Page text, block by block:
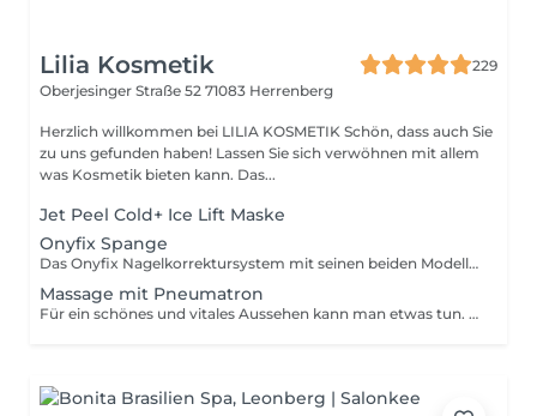
Lilia Kosmetik
229
Oberjesinger Straße 52 71083 Herrenberg
Herzlich willkommen bei LILIA KOSMETIK Schön, dass auch Sie
zu uns gefunden haben! Lassen Sie sich verwöhnen mit allem
was Kosmetik bieten kann. Das...
Jet Peel Cold+ Ice Lift Maske
Onyfix Spange
Das Onyfix Nagelkorrektursystem mit seinen beiden Modellierspangen Onyfix Soft und Hard ist ein vielseitiges und innovatives Produkt zur völlig schmerzfreien Behandlung fast aller Formen von eingerollten und eingewachsenen Fußnägeln. Ihr Fußprofi fixiert dazu das individuell angepasste System auf dem betroffenen Nagel, der dann mit seinem eigenen Wachstum in seine natürliche Form geführt wird. Dabei sind sowohl das Anbringen selbst als auch das Tragen schmerzfrei!
Massage mit Pneumatron
Für ein schönes und vitales Aussehen kann man etwas tun. Neben schmerzhaften, invasiven und kostenintensiven Methoden gibt es eine sanfte Möglichkeit, die Haut straffer und schöner aussehen zu lassen. Die pneumatische Pulsationsmassage vereint die klassischen Methoden des Schröpfens, der Lymphdrainage und der Massage bzw. der Reflexzonenmassage in einem. Mit sanftem Unterdruck und atmosphärischem Druck wird das Gewebe angesaugt und sofort wieder entspannt ca. 200mal pro Minute. Diese optimale Frequenz der Pneumatischen Pulsationsmassage regt die Bewegung sämtlicher Gewebeflüssigkeiten an und bringt das Gewebe in Schwingung. Die Unterdruckwellen beeinflussen auch das tiefere Gewebe. Durch die Pulsation verstärkt sich die Fließgeschwindigkeit des Blutes und der Lymphe. Die im Gewebe angesammelten Stoffwechselschlacken und Umweltschadstoffe werden gelöst und mit Hilfe des Lymphflusses und der Durchblutung den Entgiftungs und Ausscheidungsorganen zugeführt. Es kommt zu einer spürbaren Entlastung des gesamten Organismus. Körpereigene Vitalstoffe wie Hormone, Vitamine und Mineralien haben freie Bahn" zu den Zellverbänden und stehen verstärkt für einen optimalen Stoffwechsel und eine damit verbundene Gesundung zur Verfügung. Anwendung: Gesicht und Körper Schwangerschaftsstreifen Cellulite Narbenbehandlung Gewebestraffung Faltenreduzierung Tränensäcke Doppelkinn Busenstraffung Akne Kopfhautmassage Entspannungsmassage.